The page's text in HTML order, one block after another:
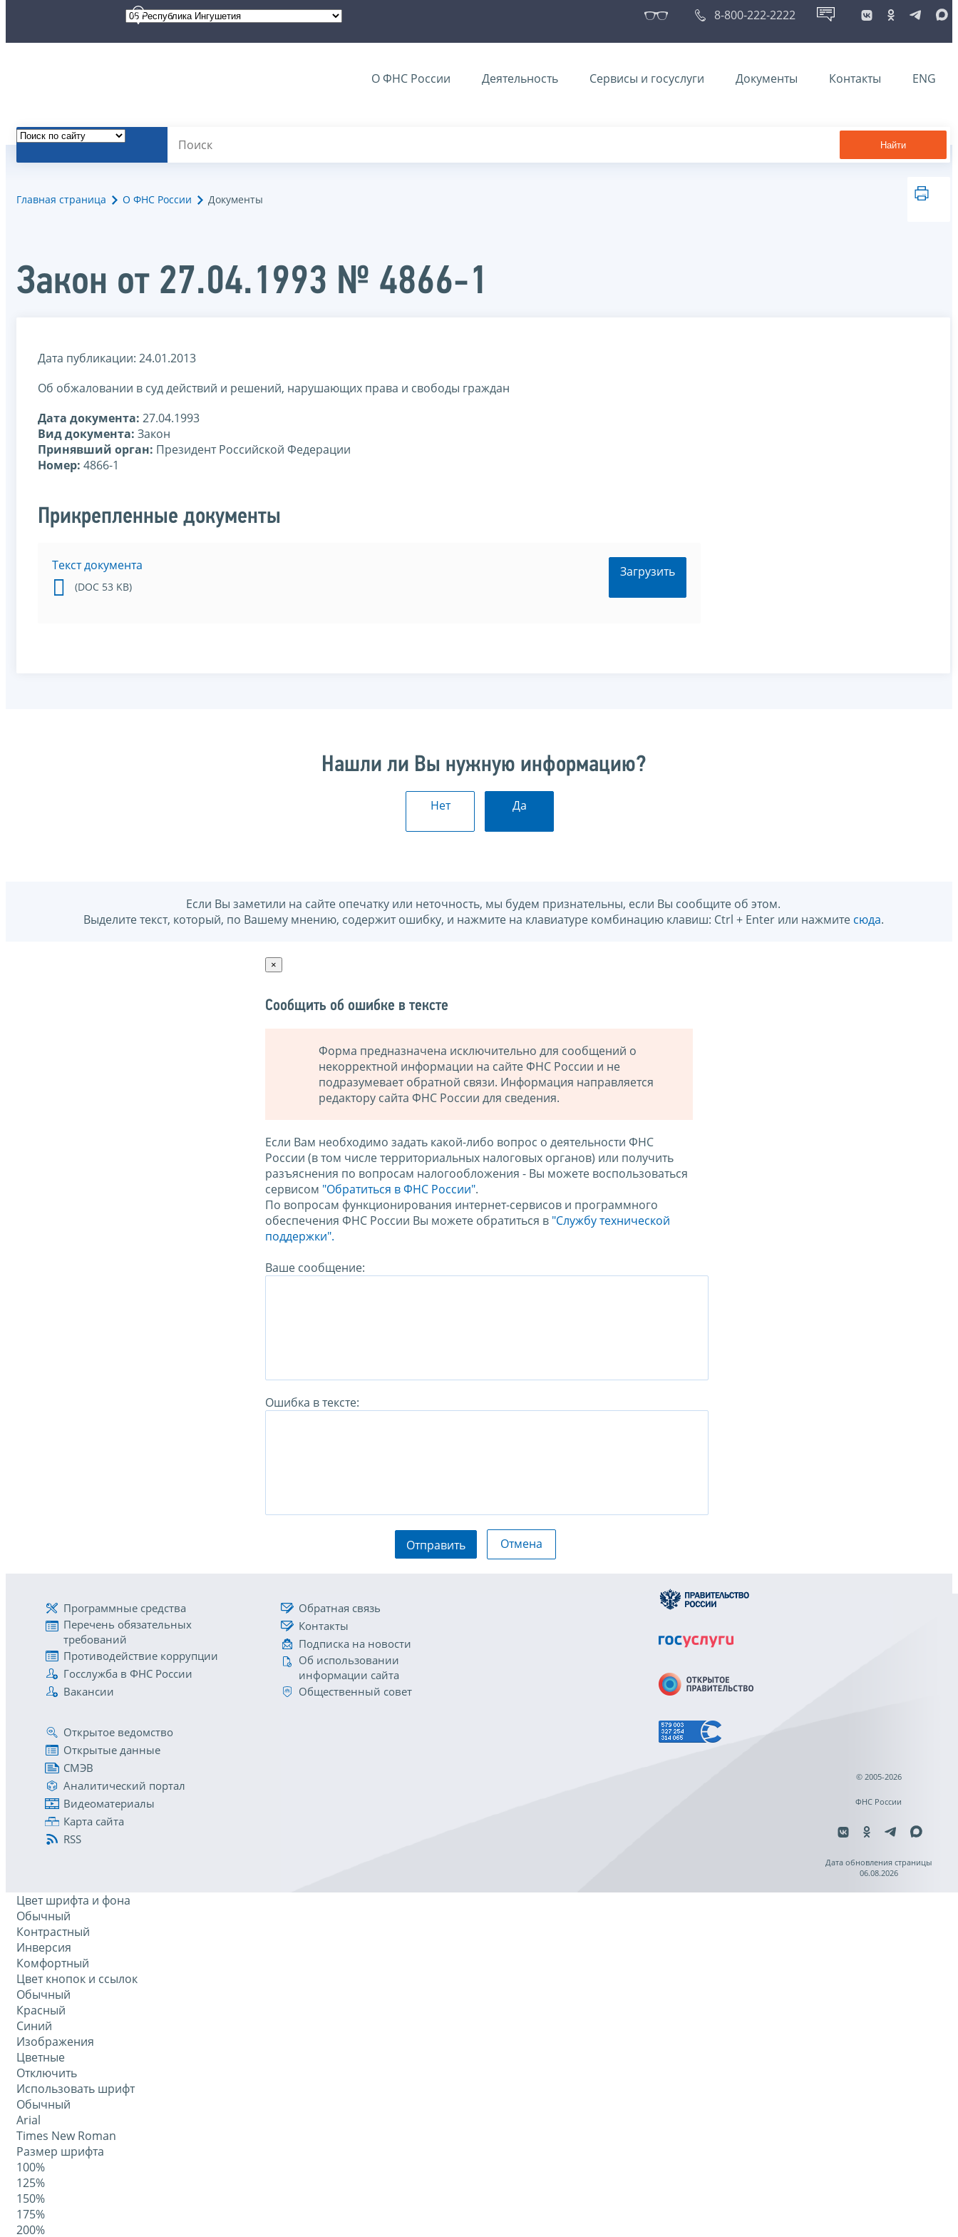
8-800-222-2222
О ФНС России Деятельность Сервисы и госуслуги Документы Контакты ENG
Найти
Главная страница О ФНС России Документы
Закон от 27.04.1993 № 4866-1
Дата публикации: 24.01.2013
Об обжаловании в суд действий и решений, нарушающих права и свободы граждан
Дата документа: 27.04.1993
Вид документа: Закон
Принявший орган: Президент Российской Федерации
Номер: 4866-1
Прикрепленные документы
Текст документа
(DOC 53 KB)
Загрузить
Нашли ли Вы нужную информацию?
Нет Да
Если Вы заметили на сайте опечатку или неточность, мы будем признательны, если Вы сообщите об этом.
Выделите текст, который, по Вашему мнению, содержит ошибку, и нажмите на клавиатуре комбинацию клавиш: Ctrl + Enter или нажмите сюда.
×
Сообщить об ошибке в тексте
Форма предназначена исключительно для сообщений о
некорректной информации на сайте ФНС России и не
подразумевает обратной связи. Информация направляется
редактору сайта ФНС России для сведения.
Если Вам необходимо задать какой-либо вопрос о деятельности ФНС
России (в том числе территориальных налоговых органов) или получить
разъяснения по вопросам налогообложения - Вы можете воспользоваться
сервисом "Обратиться в ФНС России".
По вопросам функционирования интернет-сервисов и программного
обеспечения ФНС России Вы можете обратиться в "Службу технической
поддержки".
Ваше сообщение:
Ошибка в тексте:
Отправить Отмена
Программные средства
Перечень обязательных
требований
Противодействие коррупции
Госслужба в ФНС России
Вакансии
Обратная связь
Контакты
Подписка на новости
Об использовании
информации сайта
Общественный совет
Открытое ведомство
Открытые данные
СМЭВ
Аналитический портал
Видеоматериалы
Карта сайта
RSS
© 2005-2026
ФНС России
Дата обновления страницы
06.08.2026
Цвет шрифта и фона
Обычный
Контрастный
Инверсия
Комфортный
Цвет кнопок и ссылок
Обычный
Красный
Синий
Изображения
Цветные
Отключить
Использовать шрифт
Обычный
Arial
Times New Roman
Размер шрифта
100%
125%
150%
175%
200%